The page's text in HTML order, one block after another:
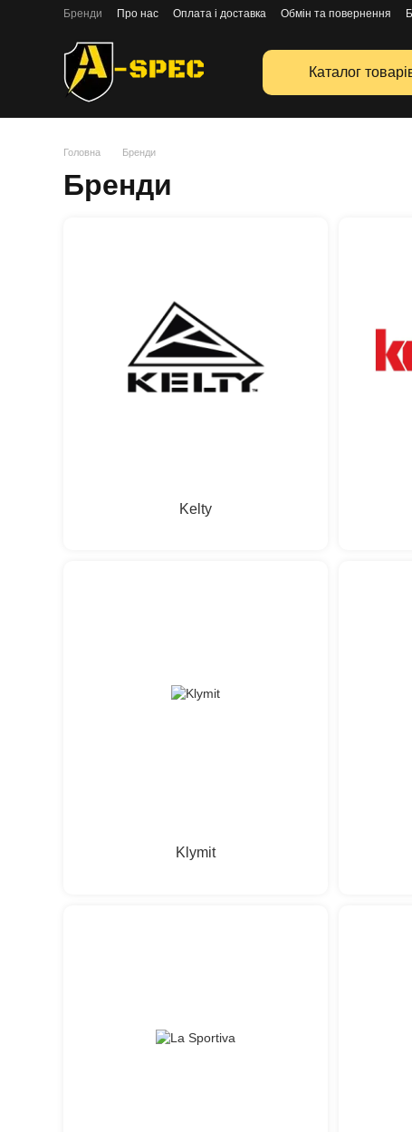
Перейти к основному контенту
Бренди Про нас Оплата і доставка Обмін та повернення
Каталог
Головна Бренди
Бренди
Kelty
Klymit